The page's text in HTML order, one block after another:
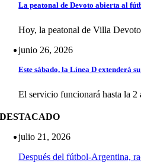
La peatonal de Devoto abierta al
Hoy, la peatonal de Villa
junio 26, 2026
Este sábado, la Línea D extenderá
El servicio funcionará hasta la 2
DESTACADO
julio 21, 2026
Después del fútbol-Argentina,